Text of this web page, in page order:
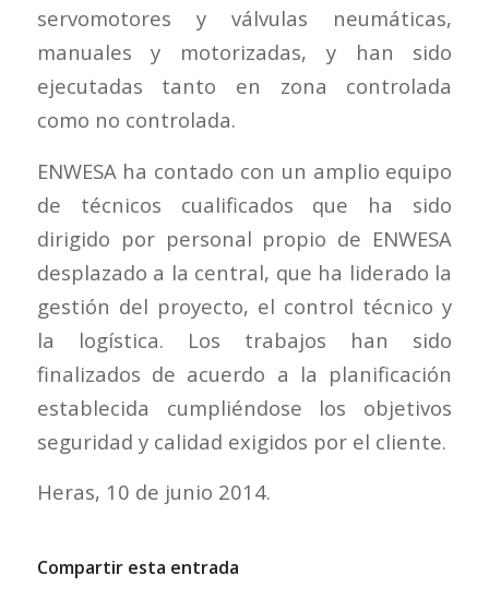
servomotores y válvulas neumáticas,
manuales y motorizadas, y han sido
ejecutadas tanto en zona controlada
como no controlada.
ENWESA ha contado con un amplio equipo
de técnicos cualificados que ha sido
dirigido por personal propio de ENWESA
desplazado a la central, que ha liderado la
gestión del proyecto, el control técnico y
la logística. Los trabajos han sido
finalizados de acuerdo a la planificación
establecida cumpliéndose los objetivos
seguridad y calidad exigidos por el cliente.
Heras, 10 de junio 2014.
Compartir esta entrada